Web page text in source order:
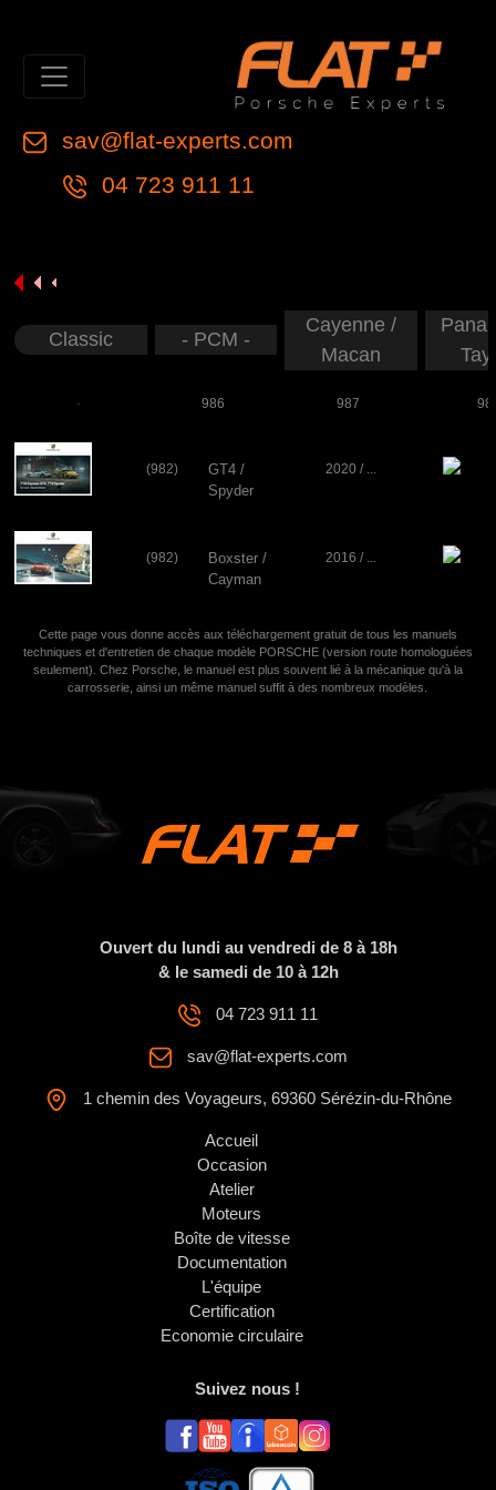
sav@flat-experts.com
04 723 911 11
Classic - PCM -
Cayenne /
Macan
- 986 987
(982)
GT4 /
Spyder
2020 / ...
(982)
Boxster /
Cayman
2016 / ...
Cette page vous donne accès aux téléchargement gratuit de tous les manuels
techniques et d'entretien de chaque modèle PORSCHE (version route homologuées
seulement). Chez Porsche, le manuel est plus souvent lié à la mécanique qu'à la
carrosserie, ainsi un même manuel suffit à des nombreux modèles.
Ouvert du lundi au vendredi de 8 à 18h
& le samedi de 10 à 12h
04 723 911 11
sav@flat-experts.com
1 chemin des Voyageurs, 69360 Sérézin-du-Rhône
Accueil
Occasion
Atelier
Moteurs
Boîte de vitesse
Documentation
L'équipe
Certification
Economie circulaire
Suivez nous !